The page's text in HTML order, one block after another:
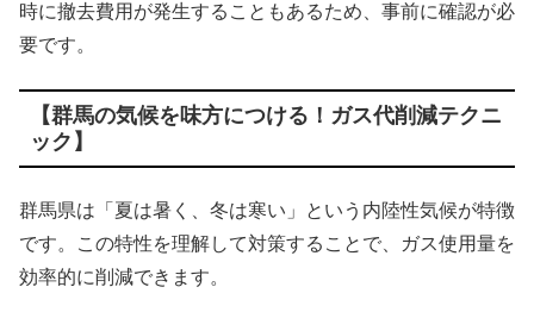
時に撤去費用が発生することもあるため、事前に確認が必
要です。
【群馬の気候を味方につける！ガス代削減テクニ
ック】
群馬県は「夏は暑く、冬は寒い」という内陸性気候が特徴
です。この特性を理解して対策することで、ガス使用量を
効率的に削減できます。